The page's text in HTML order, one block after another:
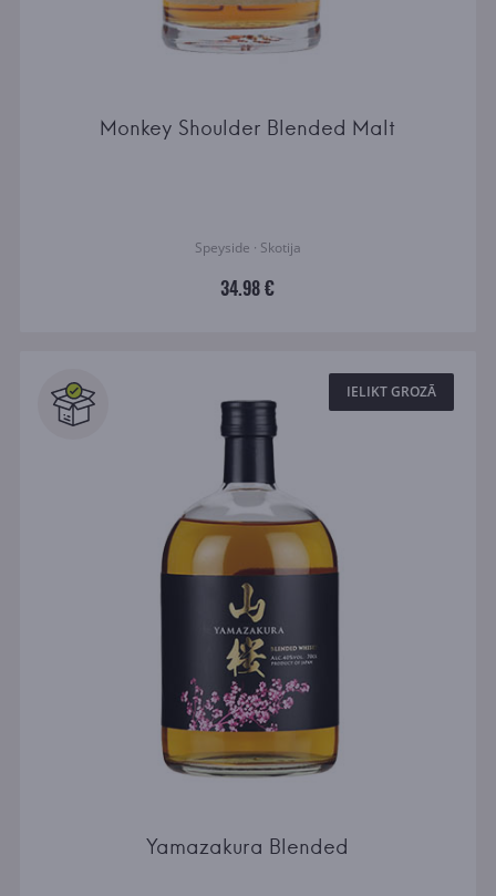
Monkey Shoulder Blended Malt
Speyside · Skotija
34.98 €
IELIKT GROZĀ
Yamazakura Blended